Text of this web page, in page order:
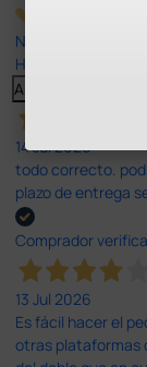
Nuestras reseñas
Haga clic aquí
Anterior
14 Jul 2026
todo correcto.
plazo de entrega
Comprador
13 Jul 2026
Es fácil hacer el
otras plataformas